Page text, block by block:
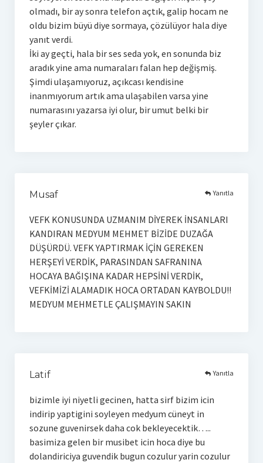
olmadı, bir ay sonra telefon açtık, galip hocam ne
oldu bizim büyü diye sormaya, çözülüyor hala diye
yanıt verdi.
İki ay geçti, hala bir ses seda yok, en sonunda biz
aradık yine ama numaraları falan hep değişmiş.
Şimdi ulaşamıyoruz, açıkcası kendisine
inanmıyorum artık ama ulaşabilen varsa yine
numarasını yazarsa iyi olur, bir umut belki bir
şeyler çıkar.
Musaf
VEFK KONUSUNDA UZMANIM DİYEREK İNSANLARI
KANDIRAN MEDYUM MEHMET BİZİDE DUZAĞA
DÜŞÜRDÜ. VEFK YAPTIRMAK İÇİN GEREKEN
HERŞEYİ VERDİK, PARASINDAN SAFRANINA
HOCAYA BAĞIŞINA KADAR HEPSİNİ VERDİK,
VEFKİMİZİ ALAMADIK HOCA ORTADAN KAYBOLDU!!
MEDYUM MEHMETLE ÇALIŞMAYIN SAKIN
Yanıtla
Latif
bizimle iyi niyetli gecinen, hatta sirf bizim icin
indirip yaptigini soyleyen medyum cüneyt in
sozune guvenirsek daha cok bekleyecektik…..
basimiza gelen bir musibet icin hoca diye bu
dolandiriciya guvendik bugun cozulur yarin cozulur
Yanıtla